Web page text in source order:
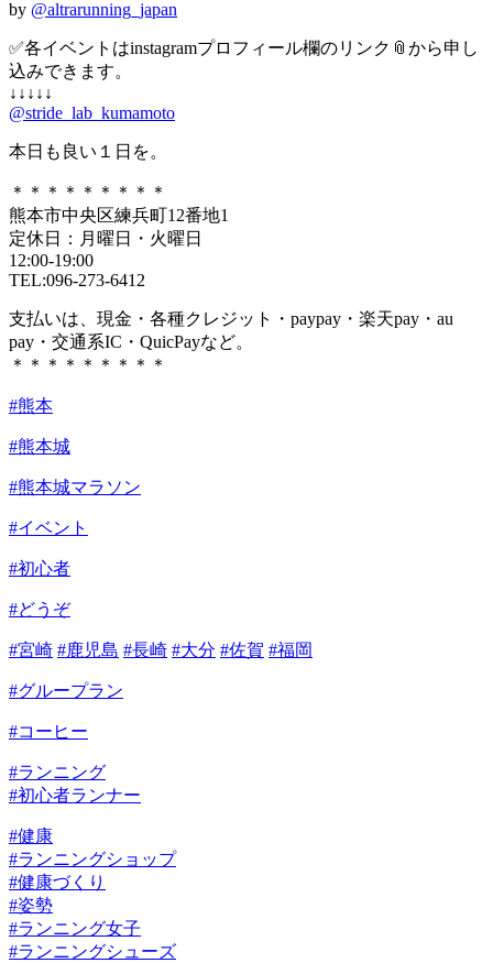
by @altrarunning_japan
✅各イベントはinstagramプロフィール欄のリンク📎から申し
込みできます。
↓↓↓↓↓
@stride_lab_kumamoto
本日も良い１日を。
＊＊＊＊＊＊＊＊＊
熊本市中央区練兵町12番地1
定休日：月曜日・火曜日
12:00-19:00
TEL:096-273-6412
支払いは、現金・各種クレジット・paypay・楽天pay・au
pay・交通系IC・QuicPayなど。
＊＊＊＊＊＊＊＊＊
#熊本
#熊本城
#熊本城マラソン
#イベント
#初心者
#どうぞ
#宮崎 #鹿児島 #長崎 #大分 #佐賀 #福岡
#グループラン
#コーヒー
#ランニング
#初心者ランナー
#健康
#ランニングショップ
#健康づくり
#姿勢
#ランニング女子
#ランニングシューズ